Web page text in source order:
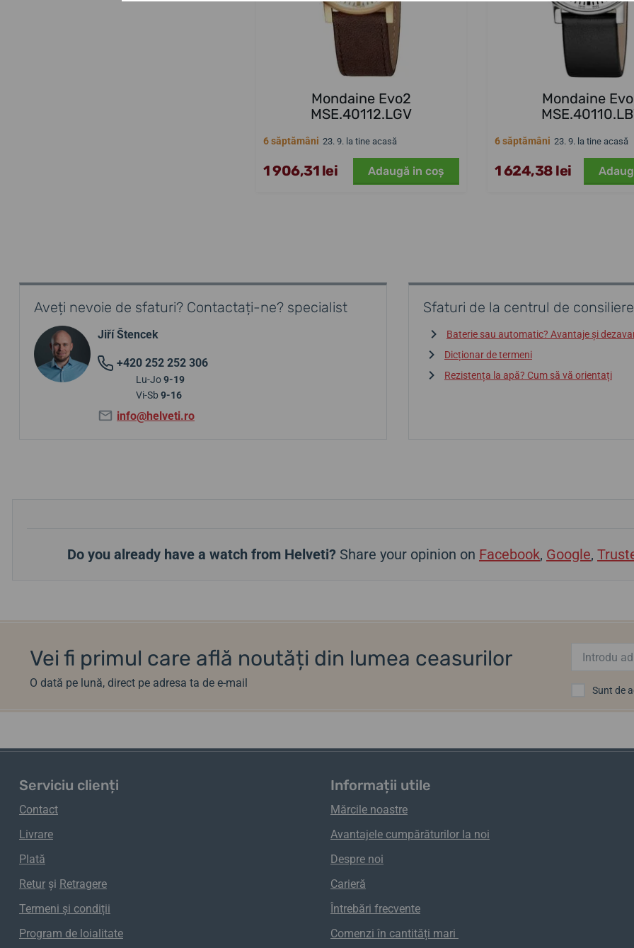
Mondaine Evo2
MSE.40112.LGV
6 săptămâni 23. 9. la tine acasă
1 906,31 lei Adaugă in coş
Mondaine
6 săptămâni 23. 9. la tine acasă
1 624,38 lei
Aveți nevoie de sfaturi? Contactați-ne? specialist
Jiří Štencek
+420 252 252 306
Lu-Jo9-19
Vi-Sb 9-16
info@helveti.ro
Sfaturi de la centrul de consiliere
Baterie sau automatic? Avantaje și
Dicționar de termeni
Rezistența la apă? Cum să vă orientați
Do you already have a watch from Helveti? Share your opinion on Facebook, Google,
Vei fi primul care află noutăți din lumea ceasurilor
O dată pe lună, direct pe adresa ta de e-mail
Sunt de
Serviciu clienți
Contact
Livrare
Plată
Retur și Retragere
Termeni și condiții
Program de loialitate
Informații utile
Mărcile noastre
Avantajele cumpărăturilor la noi
Despre noi
Carieră
Întrebări frecvente
Comenzi în cantități mari